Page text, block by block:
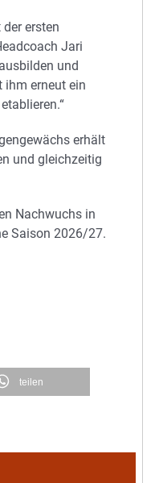
ersten
Jari
und
ihm erneut ein
erhält
und gleichzeitig
Nachwuchs in
Saison 2026/27.
teilen